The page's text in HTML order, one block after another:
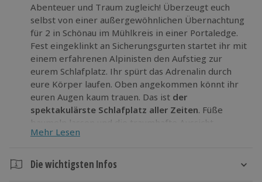
Abenteuer und Traum zugleich! Überzeugt euch
selbst von einer außergewöhnlichen Übernachtung
für 2 in Schönau im Mühlkreis in einer Portaledge.
Fest eingeklinkt an Sicherungsgurten startet ihr mit
einem erfahrenen Alpinisten den Aufstieg zur
eurem Schlafplatz. Ihr spürt das Adrenalin durch
eure Körper laufen. Oben angekommen könnt ihr
euren Augen kaum trauen. Das ist der
spektakulärste Schlafplatz aller Zeiten. Füße
baumeln lassen und die traumhafte Aussicht
genießen. Das Gefühl, keinen Boden unter den
die Schlafsäcke und betrachtet das Himmelszelt
über euch. Märchenhaft funkeln die Sterne. Ihr
Mehr Lesen
Die wichtigsten Infos